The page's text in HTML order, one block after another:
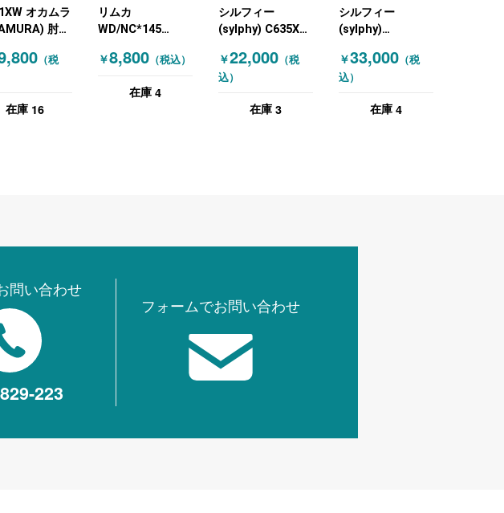
オカムラ
肘無
イミング機
ーン
（税
在庫 16
リムカ
WD/NC*145
オフィスチェア 肘
￥8,800（税込）
在庫 4
シルフィー
(sylphy) C635XW
(OKAMURA) オフ
ィスチェア 肘無し
ホワイト
￥22,000（税
込）
在庫 3
シルフィー
(sylphy)
カムラ
(OKAMURA) オフ
チェア グリーン
￥33,000（税
込）
在庫 4
問い合わせ
223
フォームでお問い合わせ